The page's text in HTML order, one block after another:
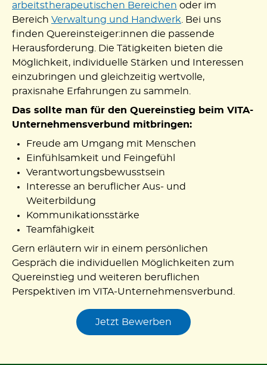
arbeitstherapeutischen Bereichen oder im
Bereich Verwaltung und Handwerk. Bei uns
finden Quereinsteiger:innen die passende
Herausforderung. Die Tätigkeiten bieten die
Möglichkeit, individuelle Stärken und Interessen
einzubringen und gleichzeitig wertvolle,
praxisnahe Erfahrungen zu sammeln.
Das sollte man für den Quereinstieg beim VITA-
Unternehmensverbund mitbringen:
Freude am Umgang mit Menschen
Einfühlsamkeit und Feingefühl
Verantwortungsbewusstsein
Interesse an beruflicher Aus- und
Weiterbildung
Kommunikationsstärke
Teamfähigkeit
Gern erläutern wir in einem persönlichen
Gespräch die individuellen Möglichkeiten zum
Quereinstieg und weiteren beruflichen
Perspektiven im VITA-Unternehmensverbund.
Jetzt Bewerben